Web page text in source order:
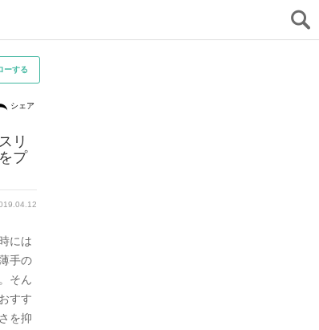
ーする
シェア
リ
プ
には
手の
そん
すす
を抑